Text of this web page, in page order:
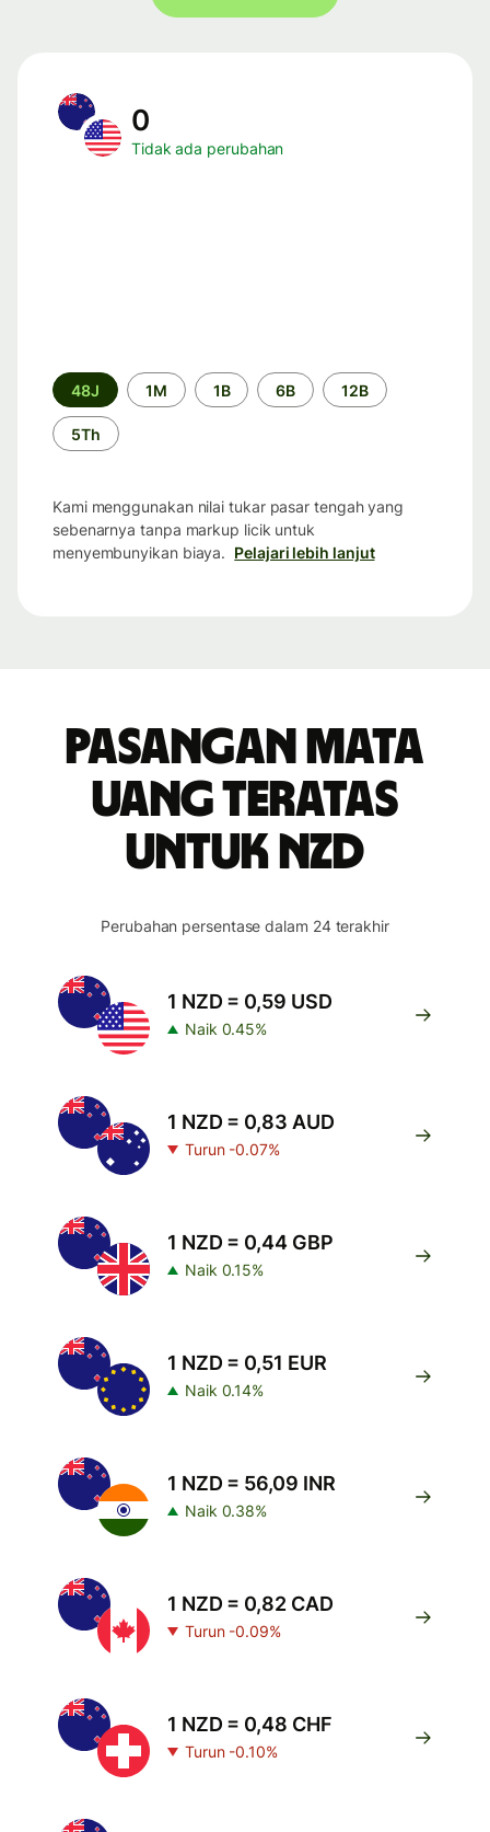
0
Tidak ada perubahan
Periode
waktu
48J 1M 1B 6B 12B
5Th
Kami menggunakan nilai tukar pasar tengah yang
sebenarnya tanpa markup licik untuk
menyembunyikan biaya. Pelajari lebih lanjut
Pasangan mata
uang teratas
untuk NZD
Perubahan persentase dalam 24 terakhir
1 NZD = 0,59 USD
Naik 0.45%
1 NZD = 0,83 AUD
Turun -0.07%
1 NZD = 0,44 GBP
Naik 0.15%
1 NZD = 0,51 EUR
Naik 0.14%
1 NZD = 56,09 INR
Naik 0.38%
1 NZD = 0,82 CAD
Turun -0.09%
1 NZD = 0,48 CHF
Turun -0.10%